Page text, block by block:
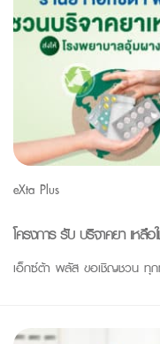
eXta Plus
โครงการ รับ บริจาคยา เหลื
เอ็กซ์ต้า พลัส ขอเชิญชวน ทุก